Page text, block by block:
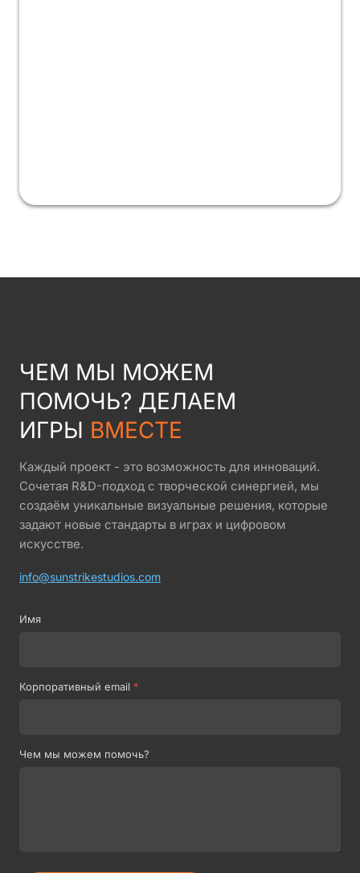
ЧЕМ МЫ МОЖЕМ
ПОМОЧЬ? ДЕЛАЕМ
ИГРЫ ВМЕСТЕ
Каждый проект - это возможность для инноваций.
Сочетая R&D-подход с творческой синергией, мы
создаём уникальные визуальные решения, которые
задают новые стандарты в играх и цифровом
искусстве.
info@sunstrikestudios.com
Имя
Корпоративный email *
Чем мы можем помочь?